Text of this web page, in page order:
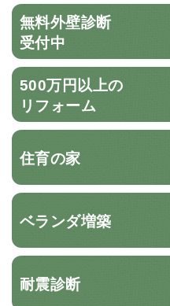
無料外壁診断
受付中
500万円以上の
リフォーム
住育の家
ベランダ増築
耐震診断